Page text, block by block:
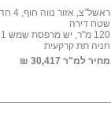
ראשל"צ, אזור נווה חוף, 4 חדרי שינה + סלון
שטח דירה
120 מ"ר, יש מרפסת שמש 1
חניה תת קרקעית
מחיר למ"ר 30,417 ₪